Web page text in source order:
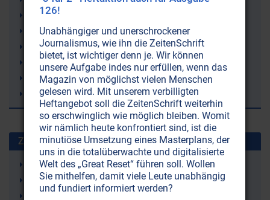
Weltgeschichte
Chasaren
Bibel (biblisch)
Aschkenasen
Armageddon
Antike
Zuletzt gesuchte Stichworte
Strahlenschutz
Just Nuisance (ein Hund)
126!
Unabhängiger und unerschrockener
Journalismus, wie ihn die ZeitenSchrift
bietet, ist wichtiger denn je. Wir können
unsere Aufgabe indes nur erfüllen, wenn das
Magazin von möglichst vielen Menschen
gelesen wird. Mit unserem verbilligten
Heftangebot soll die ZeitenSchrift weiterhin
so erschwinglich wie möglich bleiben. Womit
wir nämlich heute konfrontiert sind, ist die
minutiöse Umsetzung eines Masterplans, der
uns in die totalüberwachte und digitalisierte
Welt des „Great Reset“ führen soll. Wollen
Sie mithelfen, damit viele Leute unabhängig
und fundiert informiert werden?